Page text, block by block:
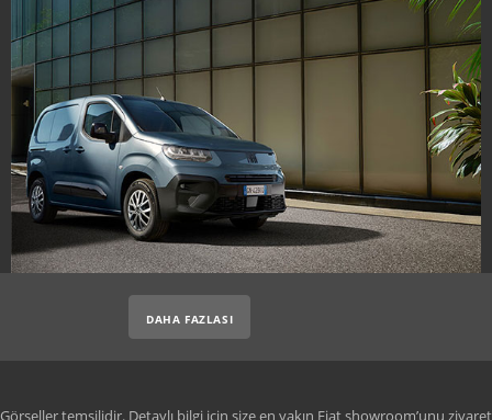
DAHA FAZLASI
Görseller temsilidir. Detaylı bilgi için size en yakın Fiat showroom’unu ziyaret